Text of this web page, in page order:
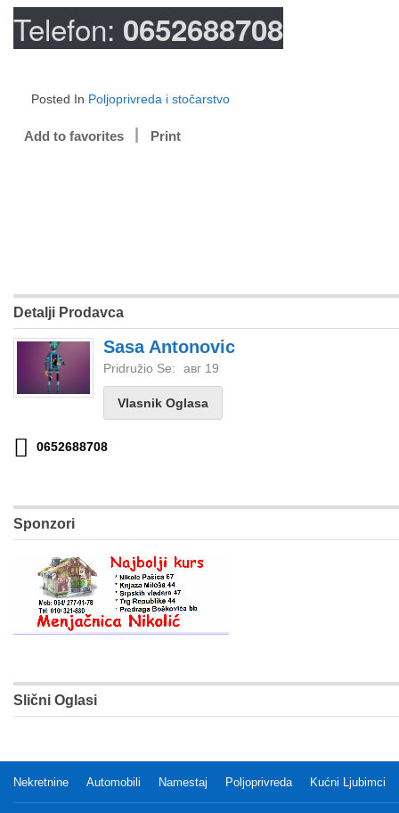
Telefon: 0652688708
Posted In Poljoprivreda i stočarstvo
Add to favorites Print
Detalji Prodavca
Sasa Antonovic
Pridružio Se: авг 19
Vlasnik Oglasa
0652688708
Sponzori
Slični Oglasi
Nekretnine Automobili Namestaj Poljoprivreda Kućni Ljubimci